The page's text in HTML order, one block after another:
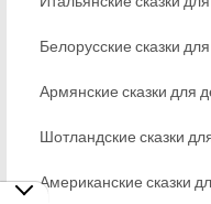
Белорусские сказки
Армянские сказки для
Шотландские сказки
Американские сказки